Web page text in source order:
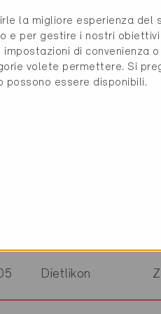
St.-Légier
Glashütten
Dietlikon
la migliore esperienza del
e per gestire i nostri
di convenienza
volete permettere. Si
essere disponibili.